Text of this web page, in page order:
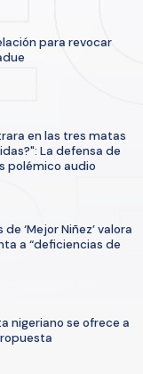
para revocar
en las tres matas
La defensa de
polémico audio
‘Mejor Niñez’ valora
a “deficiencias de
nigeriano se ofrece a